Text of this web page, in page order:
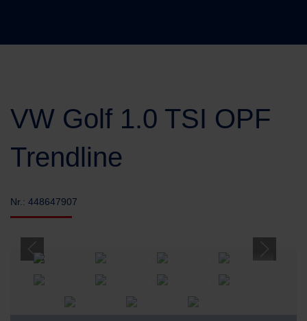
VW Golf 1.0 TSI OPF
Trendline
Nr.: 448647907